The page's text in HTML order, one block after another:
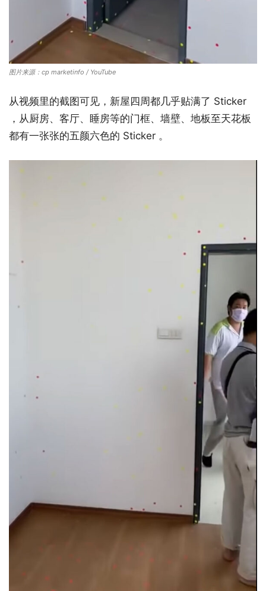
图片来源：cp marketinfo / YouTube
从视频里的截图可见，新屋四周都几乎贴满了 Sticker
，从厨房、客厅、睡房等的门框、墙壁、地板至天花板
都有一张张的五颜六色的 Sticker 。